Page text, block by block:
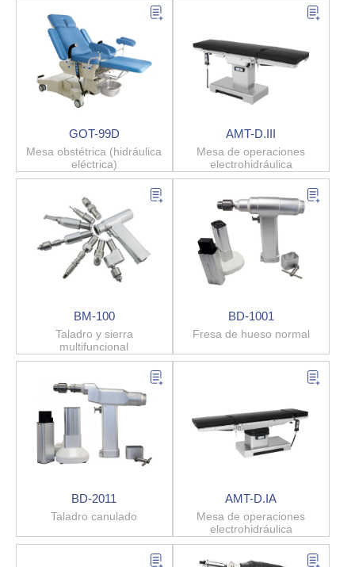
GOT-99D
Mesa obstétrica (hidráulica
eléctrica)
AMT-D.III
Mesa de operaciones
electrohidráulica
BM-100
Taladro y sierra
multifuncional
BD-1001
Fresa de hueso normal
BD-2011
Taladro canulado
AMT-D.IA
Mesa de operaciones
electrohidráulica